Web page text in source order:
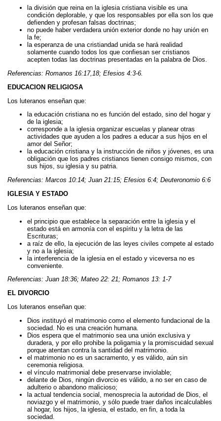
la división que reina en la iglesia cristiana visible es una
condición deplorable, y que los responsables por ella son los que
defienden y profesan falsas doctrinas;
no puede haber verdadera unión exterior donde no hay unión en
la fe;
la esperanza de una cristiandad unida se hará realidad
solamente cuando todos los que confiesan ser cristianos
acepten todas las doctrinas presentadas en la palabra de Dios.
Referencias: Romanos 16:17,18; Efesios 4:3-6.
EDUCACION RELIGIOSA
Los luteranos enseñan que:
la educación cristiana no es función del estado, sino del hogar y
de la iglesia;
corresponde a la iglesia organizar escuelas y planear otras
actividades que ayuden a los padres a educar a sus hijos en el
amor del Señor;
la educación cristiana y la instrucción de niños y jóvenes, es una
obligación que los padres cristianos tienen consigo mismos, con
sus hijos, su iglesia y su patria.
Referencias: Marcos 10:14; Juan 21:15; Efesios 6:4; Deuteronomio 6:6
IGLESIA Y ESTADO
Los luteranos enseñan que:
el principio que establece la separación entre la iglesia y el
estado está en armonía con el espíritu y la letra de las
Escrituras;
a raíz de ello, la ejecución de las leyes civiles compete al estado
y no a la iglesia;
la interferencia de la iglesia en el estado y viceversa no es
conveniente.
Referencias: Juan 18:36; Mateo 22: 21; Romanos 13: 1-7
EL DIVORCIO
Los luteranos enseñan que:
Dios instituyó el matrimonio como el elemento fundacional de la
sociedad. No es una creación humana.
Dios espera que el matrimonio sea una unión exclusiva y
duradera, y por ello prohibe la poligamia y la promiscuidad sexual
porque atentan contra la santidad del matrimonio.
el matrimonio no es un sacramento, y es válido, aún sin
ceremonia religiosa.
el vínculo matrimonial debe preservarse inviolable;
delante de Dios, ningún divorcio es válido, a no ser en caso de
adulterio o abandono malicioso;
la actual tendencia social, menosprecia la autoridad de Dios, el
noviazgo y el matrimonio, y sólo puede traer daños incalculables
al hogar, los hijos, la iglesia, el estado, en fin, a toda la
sociedad.